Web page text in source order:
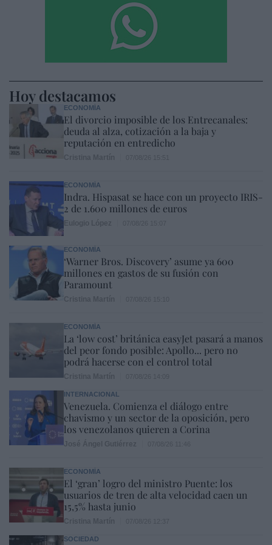
Hoy destacamos
ECONOMÍA
El divorcio imposible de los Entrecanales:
deuda al alza, cotización a la baja y
reputación en entredicho
ECONOMÍA
Indra. Hispasat se hace con un proyecto IRIS-
2 de 1.600 millones de euros
ECONOMÍA
‘Warner Bros. Discovery’ asume ya 600
millones en gastos de su fusión con
Paramount
ECONOMÍA
La ‘low cost’ británica easyJet pasará a manos
del peor fondo posible: Apollo... pero no
podrá hacerse con el control total
INTERNACIONAL
Venezuela. Comienza el diálogo entre
chavismo y un sector de la oposición, pero
los venezolanos quieren a Corina
ECONOMÍA
El ‘gran’ logro del ministro Puente: los
usuarios de tren de alta velocidad caen un
15,5% hasta junio
SOCIEDAD